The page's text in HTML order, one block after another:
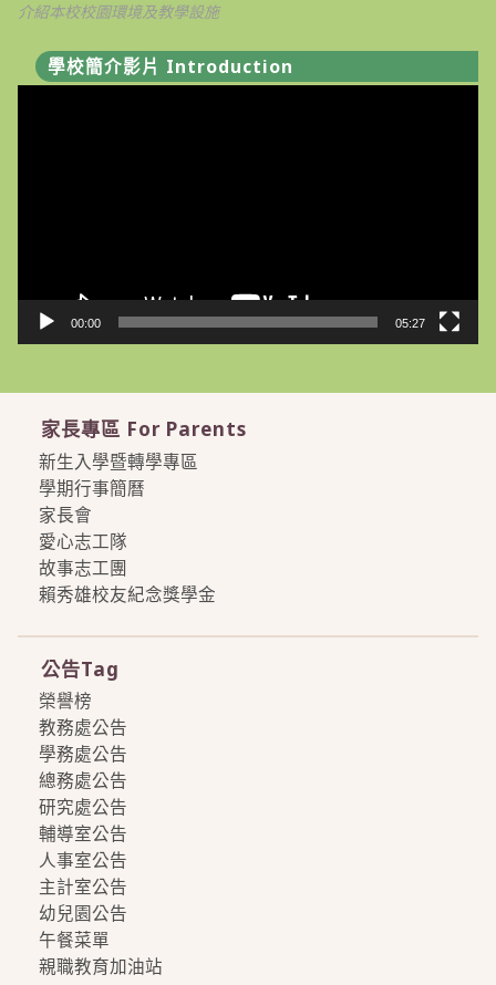
介紹本校校園環境及教學設施
學校簡介影片 Introduction
00:00 05:27
家長專區 For Parents
新生入學暨轉學專區
學期行事簡曆
家長會
愛心志工隊
故事志工團
賴秀雄校友紀念獎學金
公告Tag
榮譽榜
教務處公告
學務處公告
總務處公告
研究處公告
輔導室公告
人事室公告
主計室公告
幼兒園公告
午餐菜單
親職教育加油站